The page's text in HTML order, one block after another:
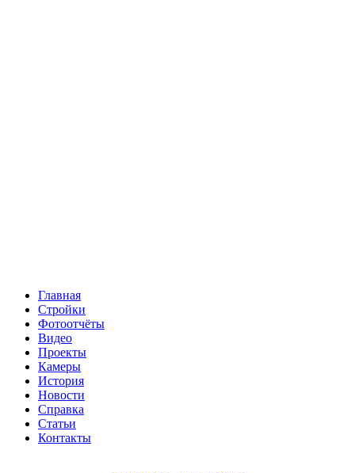
Главная
Стройки
Фотоотчёты
Видео
Проекты
Камеры
История
Новости
Справка
Статьи
Контакты